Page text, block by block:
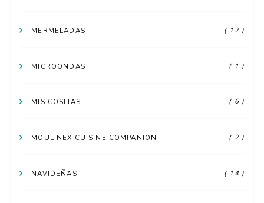
MERMELADAS ( 12 )
MICROONDAS ( 1 )
MIS COSITAS ( 6 )
MOULINEX CUISINE COMPANION ( 2 )
NAVIDEÑAS ( 14 )